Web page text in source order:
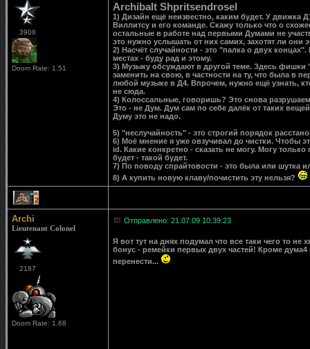
3908
Doom Rate: 1.51
Archibalt Shpritsendrosel
1) Дизайн ещё неизвестно, каким будет. У движка
Виллитсу и его команде. Скажу только что о
остальные в работе над первыми Думами не
это нужно услышать от них самих, захотят ли они
2) Насчёт случайности - это "палка о двух
местах - буду рад и этому.
3) Музыку обсуждают в другой теме. Здесь фишки
заменить на свою, в частности на ту, что была в
любой музыке в Д4. Впрочем, нужно ещё узнать,
не сюда.
4) Колоссальные, говоришь? Это снова
Это - не Дум. Дум сам по себе далёк от таких
Думу это не надо.
5) "неслучайность" - это строгий порядок
6) Моё мнение я уже овзучивал до чистки.
id. Какие конкретно - сказать не могу. Могу
будет - такой будет.
7) По поводу спрайтовости - это была или шутка
8) А купить новую клаву/почистить эту нельзя?
2
Archi
Lieutenant Colonel
2187
Doom Rate: 1.68
Отправлено: 21.07.09 10:39:23
Я вот тут на днях подумал что все таки чего то
бонус - ремейки первых двух частей! Кроме
перенести...